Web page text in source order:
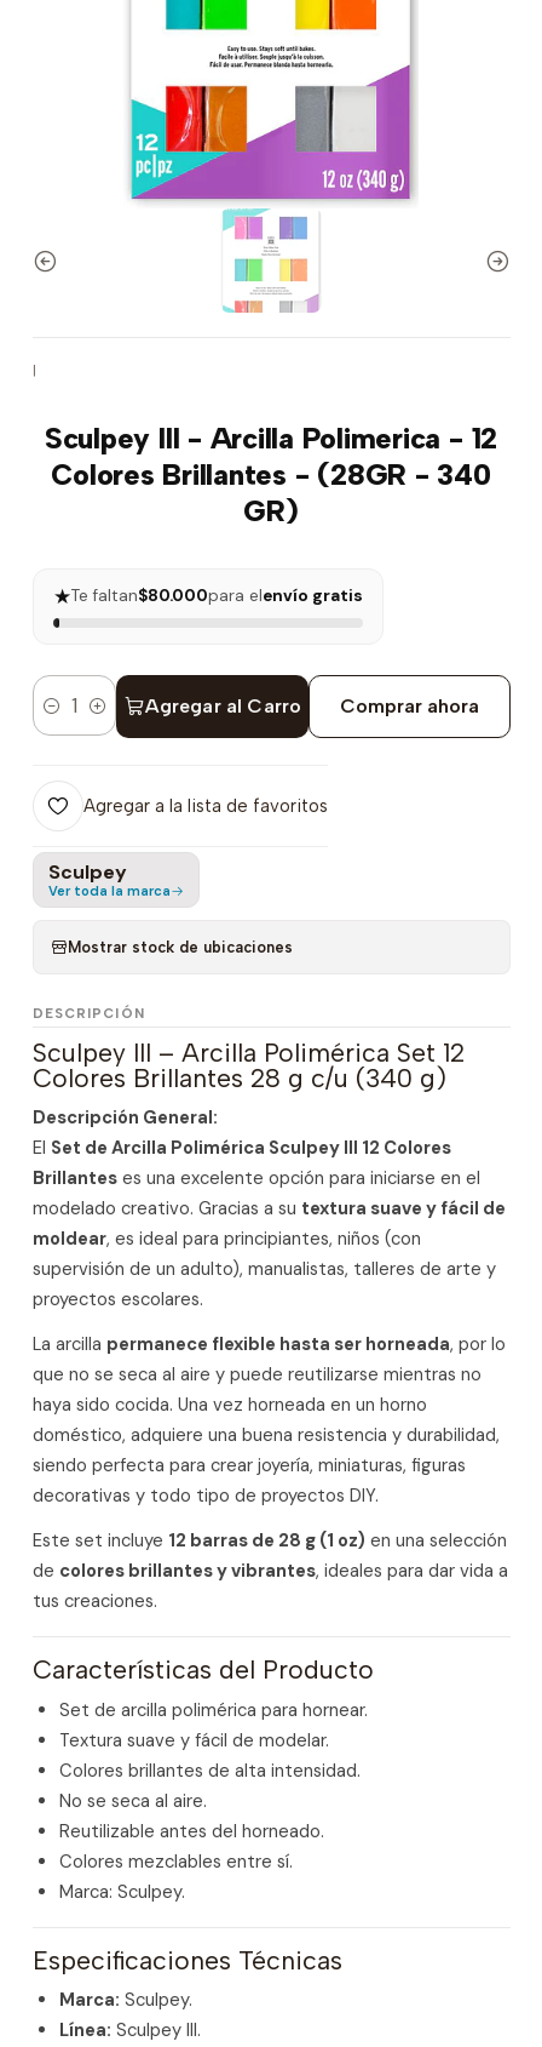
|
Sculpey III - Arcilla Polimerica - 12
Colores Brillantes - (28GR - 340
GR)
★Te faltan$80.000para elenvío gratis
Cantidad Agregar al Carro Comprar ahora
Agregar a la lista de favoritos
Sculpey
Ver toda la marca
Mostrar stock de ubicaciones
DESCRIPCIÓN
Sculpey III – Arcilla Polimérica Set 12
Colores Brillantes 28 g c/u (340 g)
Descripción General:
El Set de Arcilla Polimérica Sculpey III 12 Colores
Brillanteses una excelente opción para iniciarse en el
modelado creativo. Gracias a su textura suave y fácil de
moldear, es ideal para principiantes, niños (con
supervisión de un adulto), manualistas, talleres de arte y
proyectos escolares.
La arcilla permanece flexible hasta ser horneada, por lo
que no se seca al aire y puede reutilizarse mientras no
haya sido cocida. Una vez horneada en un horno
doméstico, adquiere una buena resistencia y durabilidad,
siendo perfecta para crear joyería, miniaturas, figuras
decorativas y todo tipo de proyectos DIY.
Este set incluye 12 barras de 28 g (1 oz) en una selección
de colores brillantes y vibrantes, ideales para dar vida a
tus creaciones.
Características del Producto
Set de arcilla polimérica para hornear.
Textura suave y fácil de modelar.
Colores brillantes de alta intensidad.
No se seca al aire.
Reutilizable antes del horneado.
Colores mezclables entre sí.
Marca: Sculpey.
Especificaciones Técnicas
Marca: Sculpey.
Línea: Sculpey III.